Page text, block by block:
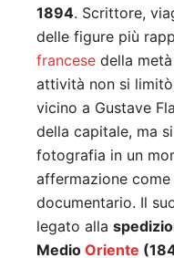
1894. Scrittore,
delle figure più
francese della
attività non si
vicino a Gustave
della capitale, ma
fotografia in un
affermazione
documentario. Il
legato alla
Medio Oriente